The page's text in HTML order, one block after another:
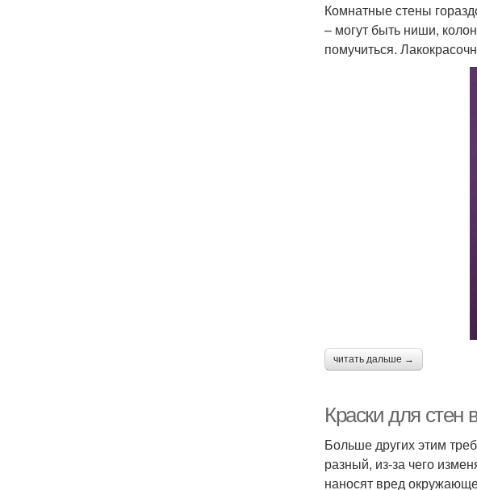
Комнатные стены
– могут быть ниши,
помучиться.
читать дальше →
Краски для стен
Больше других этим
разный, из-за чего
наносят вред